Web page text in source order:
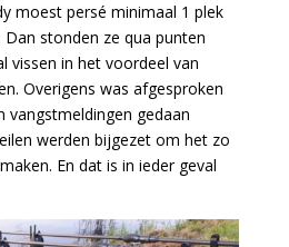
moest persé minimaal 1 plek
stonden ze qua punten
vissen in het voordeel van
Overigens was afgesproken
vangstmeldingen gedaan
werden bijgezet om het zo
En dat is in ieder geval